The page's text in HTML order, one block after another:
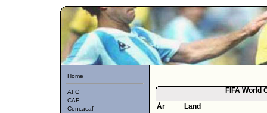
Home
AFC
CAF
Concacaf
FIFA World
År
Land